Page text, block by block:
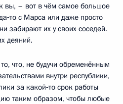
вы, – вот в чём самое большое
с Марса или даже просто
забирают их у своих соседей.
деяний.
что, не будучи обременённым
внутри республики,
за какой‑то срок работы
таким образом, чтобы любые